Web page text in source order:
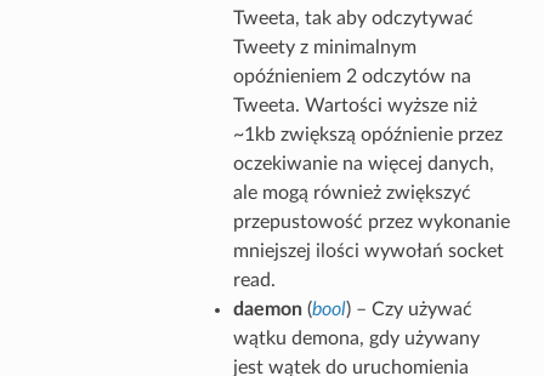
Tweeta, tak aby odczytywać
Tweety z minimalnym
opóźnieniem 2 odczytów na
Tweeta. Wartości wyższe niż
~1kb zwiększą opóźnienie przez
oczekiwanie na więcej danych,
ale mogą również zwiększyć
przepustowość przez wykonanie
mniejszej ilości wywołań socket
read.
daemon(bool) – Czy używać
wątku demona, gdy używany
jest wątek do uruchomienia